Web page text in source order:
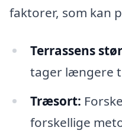
faktorer, som kan
Terrassens
tager længere
Træsort:
forskellige